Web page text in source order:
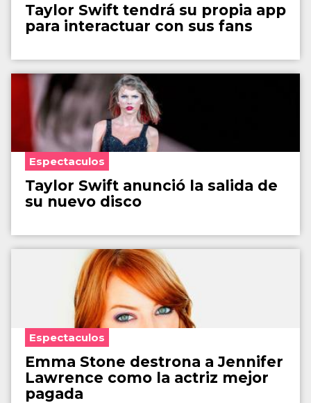
Taylor Swift tendrá su propia app
para interactuar con sus fans
Espectaculos
Taylor Swift anunció la salida de
su nuevo disco
Espectaculos
Emma Stone destrona a Jennifer
Lawrence como la actriz mejor
pagada